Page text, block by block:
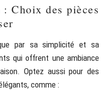
Choix des pièces
par sa simplicité et sa
qui offrent une ambiance
Optez aussi pour des
comme :